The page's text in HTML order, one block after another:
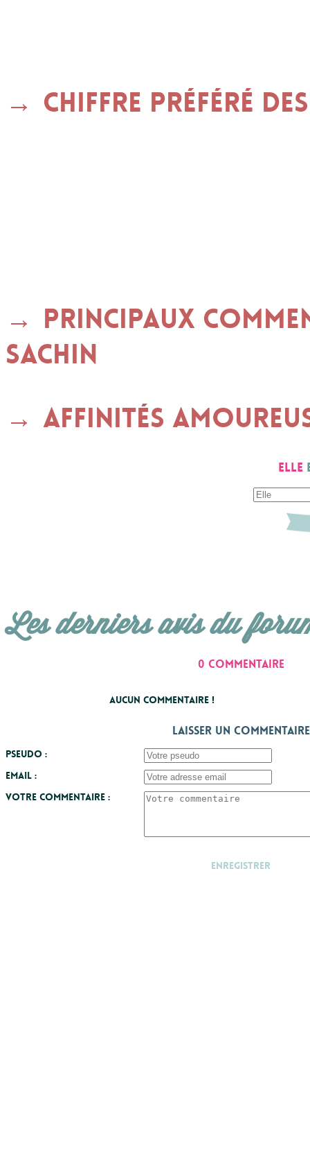
Chiffre préféré des
Principaux
SACHIN
Affinités
Elle
Les derniers avis du
0 commentaire
Aucun commentaire !
Laisser un commentaire
Pseudo :
Email :
Votre commentaire :
Enregistrer